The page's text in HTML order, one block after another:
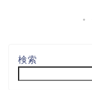
検索